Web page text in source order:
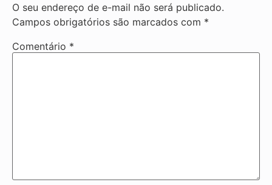
O seu endereço de e-mail não será publicado.
Campos obrigatórios são marcados com *
Comentário *